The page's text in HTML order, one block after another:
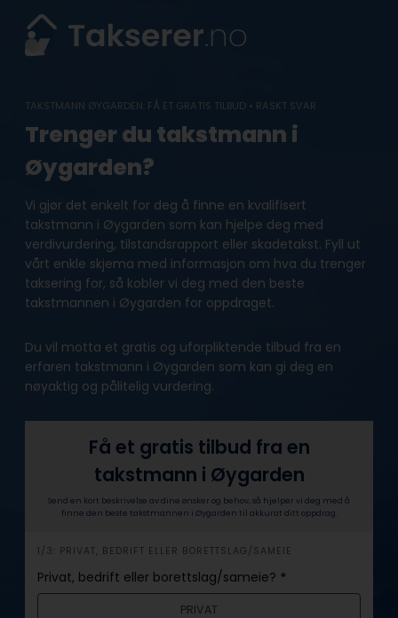
content
TAKSTMANN ØYGARDEN: FÅ ET GRATIS TILBUD • RASKT SVAR
Trenger du takstmann i
Øygarden?
Vi gjør det enkelt for deg å finne en kvalifisert
takstmann i Øygarden som kan hjelpe deg med
verdivurdering, tilstandsrapport eller skadetakst. Fyll ut
vårt enkle skjema med informasjon om hva du trenger
taksering for, så kobler vi deg med den beste
takstmannen i Øygarden for oppdraget.
Du vil motta et gratis og uforpliktende tilbud fra en
erfaren takstmann i Øygarden som kan gi deg en
nøyaktig og pålitelig vurdering.
Få et gratis tilbud fra en
takstmann i Øygarden
Send en kort beskrivelse av dine ønsker og behov, så hjelper vi deg med å
finne den beste takstmannen i Øygarden til akkurat ditt oppdrag.
h
e
r
1/3: PRIVAT, BEDRIFT ELLER BORETTSLAG/SAMEIE
Privat, bedrift eller borettslag/sameie? *
PRIVAT